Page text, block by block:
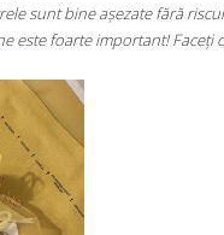
superbi cerceii!!!